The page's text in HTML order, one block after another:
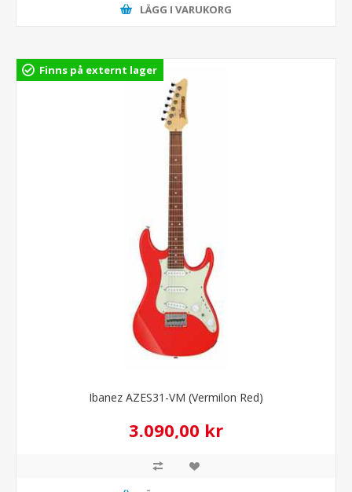
LÄGG I VARUKORG
Finns på externt lager
Ibanez AZES31-VM (Vermilon Red)
3.090,00 kr